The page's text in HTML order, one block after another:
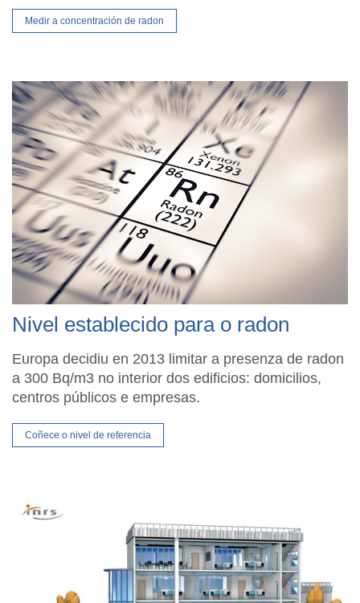
Medir a concentración de radon
Nivel establecido para o radon
Europa decidiu en 2013 limitar a presenza de radon
a 300 Bq/m3 no interior dos edificios: domicilios,
centros públicos e empresas.
Coñece o nivel de referencia